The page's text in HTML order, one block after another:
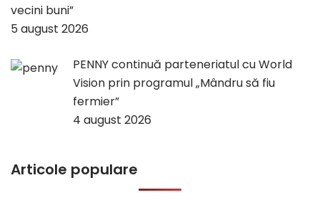
vecini buni”
5 august 2026
PENNY continuă parteneriatul cu World
Vision prin programul „Mândru să fiu
fermier”
4 august 2026
Articole populare